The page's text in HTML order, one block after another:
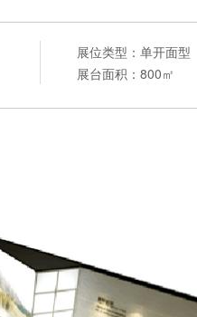
展位类型： 单开面型
展台面积： 800㎡